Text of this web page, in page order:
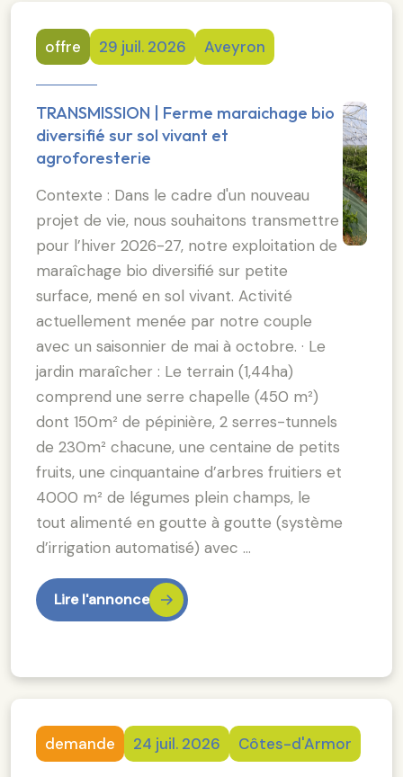
offre 29 juil. 2026 Aveyron
TRANSMISSION | Ferme maraichage bio
diversifié sur sol vivant et
agroforesterie
Contexte : Dans le cadre d'un nouveau
projet de vie, nous souhaitons transmettre
pour l’hiver 2026-27, notre exploitation de
maraîchage bio diversifié sur petite
surface, mené en sol vivant. Activité
actuellement menée par notre couple
avec un saisonnier de mai à octobre. · Le
jardin maraîcher : Le terrain (1,44ha)
comprend une serre chapelle (450 m²)
dont 150m² de pépinière, 2 serres-tunnels
de 230m² chacune, une centaine de petits
fruits, une cinquantaine d’arbres fruitiers et
4000 m² de légumes plein champs, le
tout alimenté en goutte à goutte (système
d’irrigation automatisé) avec …
Lire l'annonce
demande 24 juil. 2026 Côtes-d'Armor